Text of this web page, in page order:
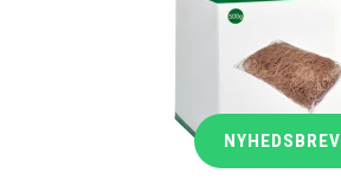
NYHEDSBREV